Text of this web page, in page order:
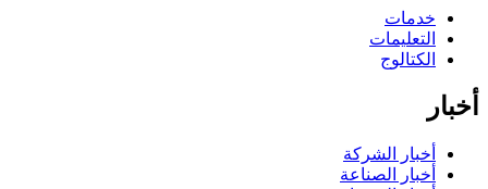
خدمات
التعليمات
الكتالوج
أخبار
أخبار الشركة
أخبار الصناعة